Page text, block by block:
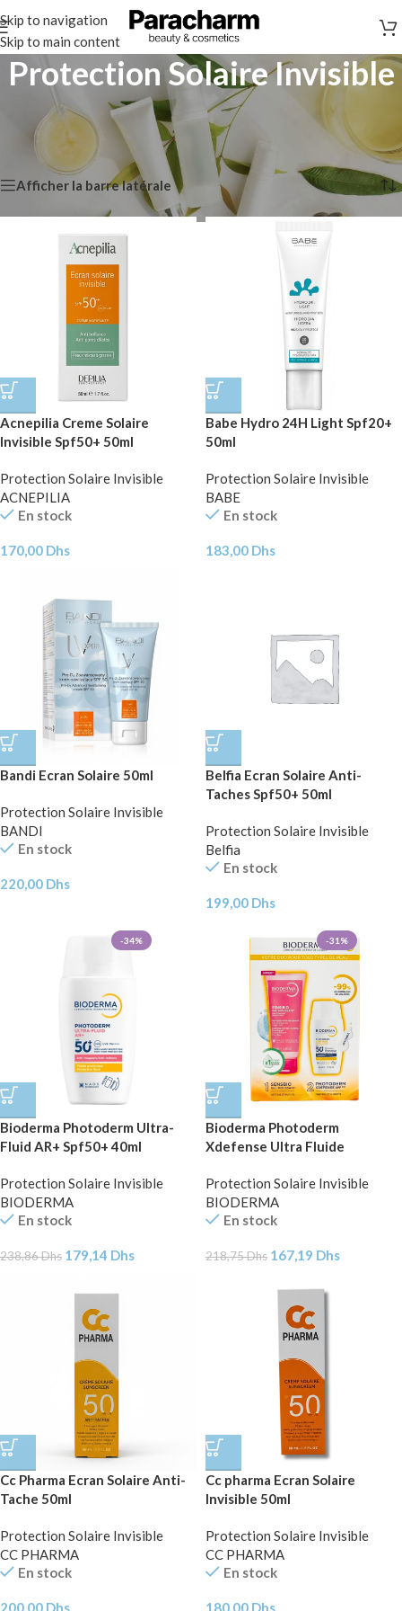
Skip to navigation
Skip to main content
Protection Solaire Invisible
Solaire Protection Solaire Visage
Protection Solaire Invisible
Affichage de 1–12 sur 88 résultats
Afficher la barre latérale
Acnepilia Creme Solaire
Invisible Spf50+ 50ml
Protection Solaire Invisible
ACNEPILIA
En stock
170,00 Dhs
Babe Hydro 24H Light Spf20+
50ml
Protection Solaire Invisible
BABE
En stock
183,00 Dhs
Bandi Ecran Solaire 50ml
Protection Solaire Invisible
BANDI
En stock
220,00 Dhs
Belfia Ecran Solaire Anti-
Taches Spf50+ 50ml
Protection Solaire Invisible
Belfia
En stock
199,00 Dhs
-34%
Bioderma Photoderm Ultra-
Fluid AR+ Spf50+ 40ml
Protection Solaire Invisible
BIODERMA
En stock
238,86Dhs 179,14 Dhs
-31%
Bioderma Photoderm
Xdefense Ultra Fluide
Mousant 100ml Pack
Protection Solaire Invisible
BIODERMA
En stock
218,75Dhs 167,19 Dhs
Cc Pharma Ecran Solaire Anti-
Tache 50ml
Protection Solaire Invisible
CC PHARMA
En stock
200,00 Dhs
Cc pharma Ecran Solaire
Invisible 50ml
Protection Solaire Invisible
CC PHARMA
En stock
180,00 Dhs